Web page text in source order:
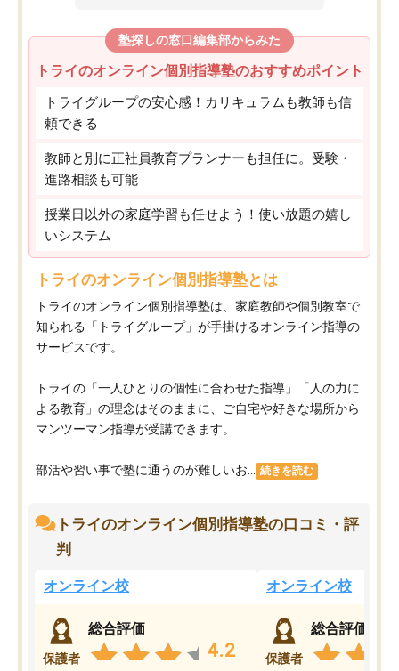
塾探しの窓口編集部からみた
トライのオンライン個別指導塾のおすすめポイント
トライグループの安心感！カリキュラムも教師も信
頼できる
教師と別に正社員教育プランナーも担任に。受験・
進路相談も可能
授業日以外の家庭学習も任せよう！使い放題の嬉し
いシステム
トライのオンライン個別指導塾とは
トライのオンライン個別指導塾は、家庭教師や個別教室で
知られる「トライグループ」が手掛けるオンライン指導の
サービスです。
トライの「一人ひとりの個性に合わせた指導」「人の力に
よる教育」の理念はそのままに、ご自宅や好きな場所から
マンツーマン指導が受講できます。
部活や習い事で塾に通うのが難しいお... 続きを読む
トライのオンライン個別指導塾の口コミ・評
判
オンライン校
保護者
総合評価
4.2
オンライン校
保護者
総合評価